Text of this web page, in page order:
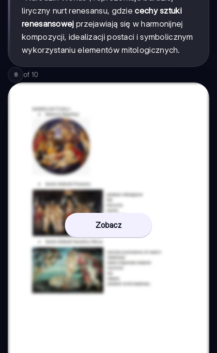
liryczny nurt renesansu, gdziecechy sztuki
renesansowej przejawiają się w harmonijnej
kompozycji, idealizacji postaci i symbolicznym
wykorzystaniu elementów mitologicznych.
8 of 10
Zobacz